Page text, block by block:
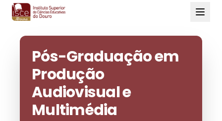
Pós-Graduação em
Produção
Audiovisual e
Multimédia